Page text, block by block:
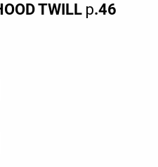
TWILL р.46